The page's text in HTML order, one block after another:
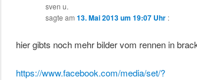
sven u.
sagte am 13. Mai 2013 um 19:07 Uhr :
hier gibts noch mehr bilder vom rennen in
https://www.facebook.com/media/set/?